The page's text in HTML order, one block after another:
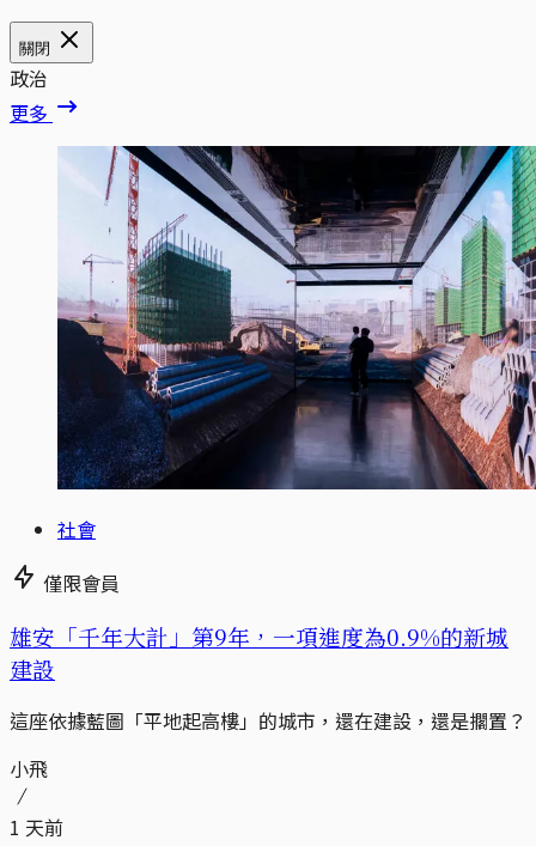
關閉
政治
更多
社會
僅限會員
​​雄安「千年大計」第9年，一項進度為0.9%的新城
建設
這座依據藍圖「平地起高樓」的城市，還在建設，還是擱置？
小飛
1 天前